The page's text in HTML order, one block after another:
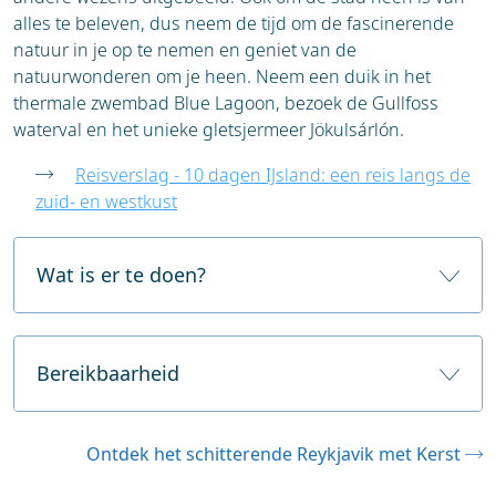
alles te beleven, dus neem de tijd om de fascinerende
natuur in je op te nemen en geniet van de
natuurwonderen om je heen. Neem een duik in het
thermale zwembad Blue Lagoon, bezoek de Gullfoss
waterval en het unieke gletsjermeer Jökulsárlón.
Reisverslag - 10 dagen IJsland: een reis langs de
zuid- en westkust
Wat is er te doen?
Reykjavik is de noordelijkste hoofdstad ter wereld
en een perfecte uitvalsbasis voor een
charmant is, ligt de ware magie van IJsland in de
Bereikbaarheid
België, maar houd er rekening mee dat het
Ontdek het schitterende Reykjavik met Kerst